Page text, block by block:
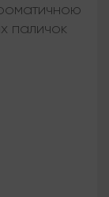
паличок